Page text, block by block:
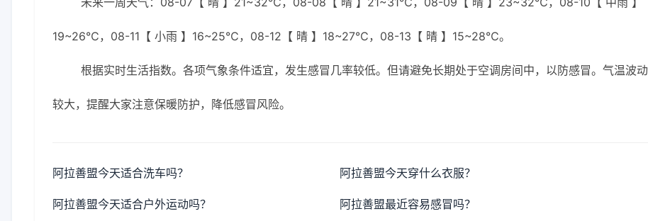
19~26℃，08-11【 小雨 】16~25℃，08-12【 晴 】18~27℃，08-13【 晴 】15~28℃。
根据实时生活指数。各项气象条件适宜，发生感冒几率较低。但请避免长期处于空调房间中，以防感冒。气温波动
较大，提醒大家注意保暖防护，降低感冒风险。
阿拉善盟今天适合洗车吗？ 阿拉善盟今天穿什么衣服？
阿拉善盟今天适合户外运动吗？ 阿拉善盟最近容易感冒吗？